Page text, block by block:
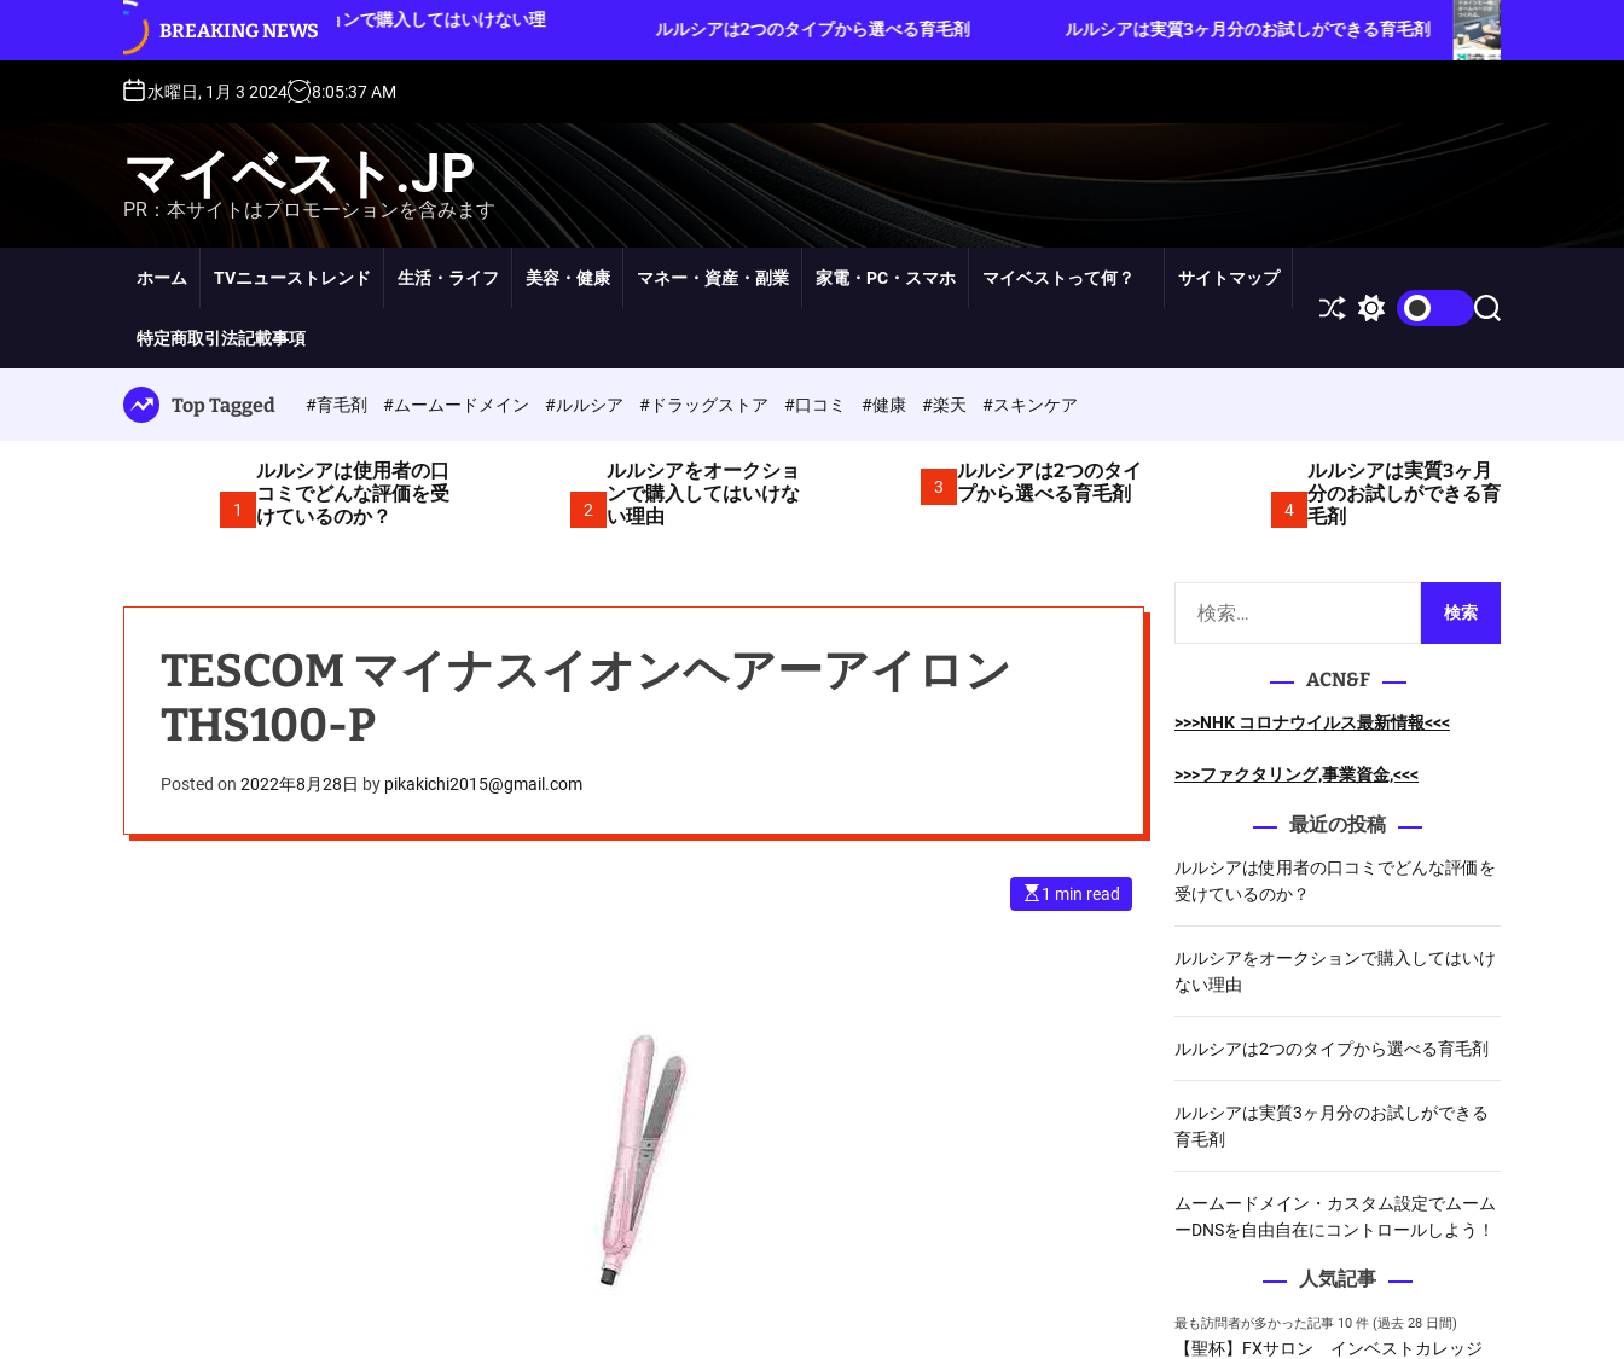
i
t
BREAKING NEWS
ルルシアをオークションで購入してはいけない理
ルルシアは2つのタイプから選べる育毛剤 ルルシアは実質3ヶ月分のお試しができる育毛剤
ムームードメイン・カスタ
を自由自在にコントロールし
水曜日, 1月 3 2024 8:05:38AM
マイベスト.JP
PR：本サイトはプロモーションを含みます
ホーム TVニューストレンド 生活・ライフ 美容・健康 マネー・資産・副業 家電・PC・スマホ マイベストって何？ サイトマップ
特定商取引法記載事項
S
S
o
l
o
r
d
S
Top Tagged #育毛剤 #ムームードメイン #ルルシア #ドラッグストア #口コミ #健康 #楽天 #スキンケア
1
ルルシアは使用者の口
コミでどんな評価を受
けているのか？
2
ルルシアをオークショ
ンで購入してはいけな
い理由
3
ルルシアは2つのタイ
プから選べる育毛剤
4
ルルシアは実質3ヶ月
分のお試しができる育
毛剤
TESCOM マイナスイオンヘアーアイロン
THS100-P
Posted on 2022年8月28日 by pikakichi2015@gmail.com
E
s
1 min read
ACN&F
>>>NHK コロナウイルス最新情報<<<
>>>ファクタリング,事業資金,<<<
最近の投稿
ルルシアは使用者の口コミでどんな評価を
受けているのか？
ルルシアをオークションで購入してはいけ
ない理由
ルルシアは2つのタイプから選べる育毛剤
ルルシアは実質3ヶ月分のお試しができる
育毛剤
ムームードメイン・カスタム設定でムーム
ーDNSを自由自在にコントロールしよう！
人気記事
最も訪問者が多かった記事 10 件 (過去 28 日間)
【聖杯】FXサロン インベストカレッジ